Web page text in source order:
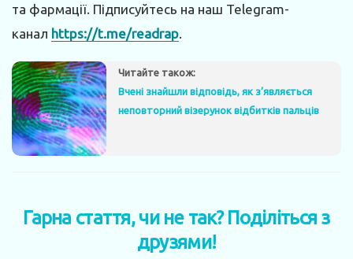
та фармації. Підписуйтесь на наш Telegram-
канал https://t.me/readrap
Читайте також:
Вчені знайшли відповідь, як з’являється
неповторний візерунок відбитків пальців
Гарна стаття, чи не так? Поділіться з
друзями!